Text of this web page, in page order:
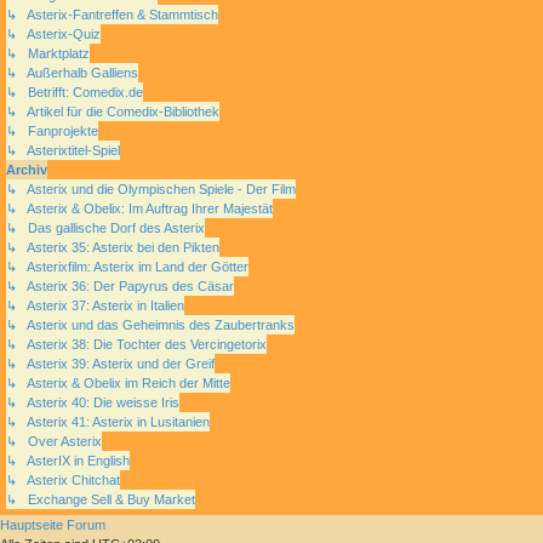
↳ Asterix-Fantreffen & Stammtisch
↳ Asterix-Quiz
↳ Marktplatz
↳ Außerhalb Galliens
↳ Betrifft: Comedix.de
↳ Artikel für die Comedix-Bibliothek
↳ Fanprojekte
↳ Asterixtitel-Spiel
Archiv
↳ Asterix und die Olympischen Spiele - Der Film
↳ Asterix & Obelix: Im Auftrag Ihrer Majestät
↳ Das gallische Dorf des Asterix
↳ Asterix 35: Asterix bei den Pikten
↳ Asterixfilm: Asterix im Land der Götter
↳ Asterix 36: Der Papyrus des Cäsar
↳ Asterix 37: Asterix in Italien
↳ Asterix und das Geheimnis des Zaubertranks
↳ Asterix 38: Die Tochter des Vercingetorix
↳ Asterix 39: Asterix und der Greif
↳ Asterix & Obelix im Reich der Mitte
↳ Asterix 40: Die weisse Iris
↳ Asterix 41: Asterix in Lusitanien
↳ Over Asterix
↳ AsterIX in English
↳ Asterix Chitchat
↳ Exchange Sell & Buy Market
Hauptseite Forum